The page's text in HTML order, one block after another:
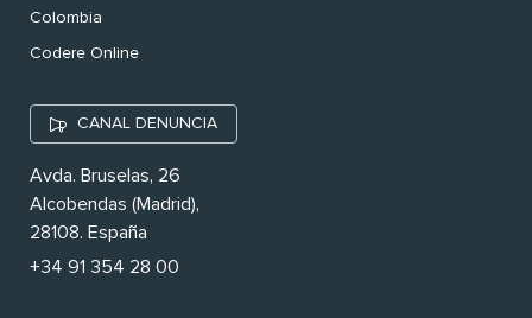
Colombia
Codere Online
CANAL DENUNCIA
Avda. Bruselas, 26
Alcobendas (Madrid),
28108. España
+34 91 354 28 00